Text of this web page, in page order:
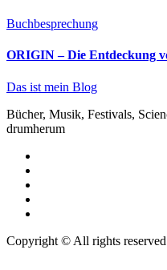
Buchbesprechung
ORIGIN – Die Entdeckung
Das ist mein Blog
Bücher, Musik, Festivals,
drumherum
Copyright © All rights reserved